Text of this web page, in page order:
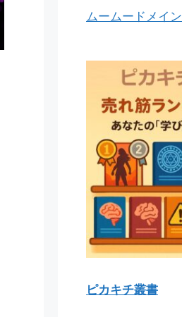
ムームードメイン
ピカキチ叢書